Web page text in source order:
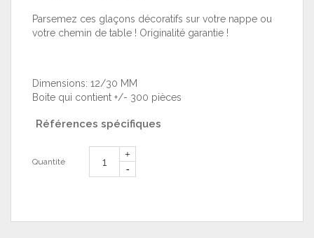
Parsemez ces glaçons décoratifs sur votre nappe ou
votre chemin de table ! Originalité garantie !
Dimensions: 12/30 MM
Boite qui contient +/- 300 pièces
Références spécifiques
Quantité